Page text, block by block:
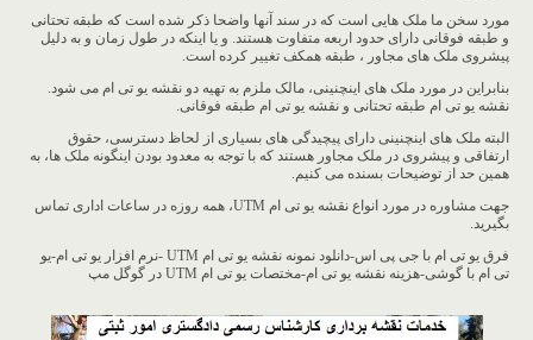
مورد سخن ما ملک هایی است که در سند آنها واضحا ذکر شده است که طبقه تحتانی
و طبقه فوقانی دارای حدود اربعه متفاوت هستند. و یا اینکه در طول زمان و به دلیل
پیشروی ملک های مجاور ، طبقه همکف تغییر کرده است.
بنابراین در مورد ملک های اینچنینی، مالک ملزم به تهیه دو نقشه یو تی ام می شود.
نقشه یو تی ام طبقه تحتانی و نقشه یو تی ام طبقه فوقانی.
البته ملک های اینچنینی دارای پیچیدگی های بسیاری از لحاظ دسترسی، حقوق
ارتفاقی و پیشروی در ملک مجاور هستند که با توجه به معدود بودن اینگونه ملک ها، به
همین حد از توضیحات بسنده می کنیم.
جهت مشاوره در مورد انواع نقشه یو تی ام UTM، همه روزه در ساعات اداری تماس
بگیرید.
فرق یو تی ام با جی پی اس-دانلود نمونه نقشه یو تی ام UTM -نرم افزار یو تی ام-یو
تی ام با گوشی-هزینه نقشه یو تی ام-مختصات یو تی ام UTM در گوگل مپ